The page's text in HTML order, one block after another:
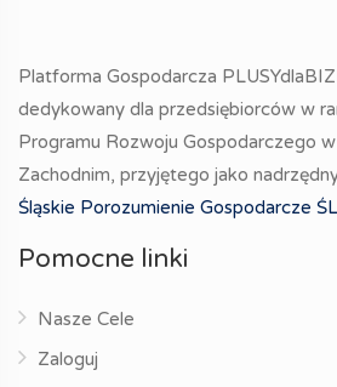
Platforma Gospodarcza
dedykowany dla przedsiębiorców w
Programu Rozwoju Gospodarczego
Zachodnim, przyjętego jako
Śląskie Porozumienie Gospodarcze
Pomocne linki
Nasze Cele
Zaloguj